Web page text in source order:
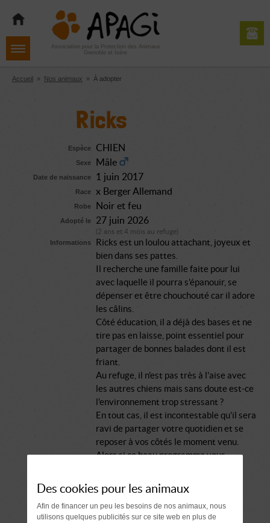
navigation
contenu
Aller
pied
de
Association pour la Protection des Animaux
Grenoble et Isère
Accueil » Nos animaux » À adopter
Ricks
Espèce CHIEN
Sexe Mâle
Date de naissance 1 juin 2017
Race x Berger Allemand
Robe Noir et feu
Adopté le 27 juin 2026
(2 ans et 4 mois au refuge)
Informations
Ricks est un loulou attachant, joyeux et
bien dans ses pattes.
Il recherche une famille faite pour lui
avec laquelle il pourra s'épanouir, se
dépenser et être chouchouté car il adore
les câlins.
Côté éducation, il a déjà des bases et ne
tire pas en laisse, point essentiel pour
partager de bonnes balades dont il est
friant.
Au refuge, il n'est pas très à l'aise avec
les autres chiens mais sans doute est-ce
l'environnement trop stressant ?
En tout cas, il est incontestable qu'il sera
ravi de partager votre quotidien et se
reposer à vos côtés le moment venu.
Alors si ce beau programme vous
touchant, il vaut le détour.
Des cookies pour les animaux
Afin de financer un peu les besoins de nos animaux, nous
utilisons quelques publicités sur ce site web en plus de